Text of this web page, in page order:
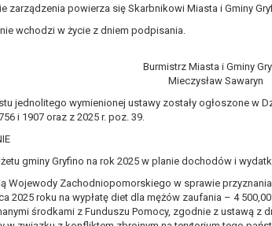
zarządzenia powierza się Skarbnikowi Miasta i Gminy
wchodzi w życie z dniem podpisania.
Burmistrz Miasta i Gminy
Mieczysław Sawaryn
jednolitego wymienionej ustawy zostały ogłoszone w
i 1907 oraz z 2025 r. poz. 39.
gminy Gryfino na rok 2025 w planie dochodów i
Wojewody Zachodniopomorskiego w sprawie
2025 roku na wypłatę diet dla mężów zaufania – 4 500,00
środkami z Funduszu Pomocy, zgodnie z ustawą z
administratora na podstawie zawartej z nim
niezbędny do realizacji celu dla jakiego zostały
zgody osoby, której dane dotyczą
zawarcia i realizacji umowy przetwarzanie
dla zabezpieczenia ewentualnych roszczeń, a w
od momentu pozyskania przechowywane są
i konieczności zachowania dokumentacji
osobowych przysługuje Pani/Panu:
ich kopii na podstawie art. 15 RODO;